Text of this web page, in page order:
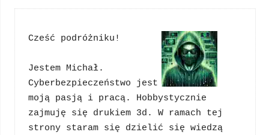
Cześć podróżniku!
Jestem Michał.
Cyberbezpieczeństwo jest
moją pasją i pracą. Hobbystycznie
zajmuję się drukiem 3d. W ramach tej
strony staram się dzielić się wiedzą